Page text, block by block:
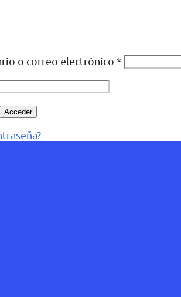
o correo electrónico *
Acceder